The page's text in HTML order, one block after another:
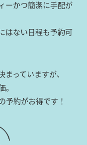
ーかつ簡潔に手配が
はない日程も予約可
っていますが、
。
予約がお得です！